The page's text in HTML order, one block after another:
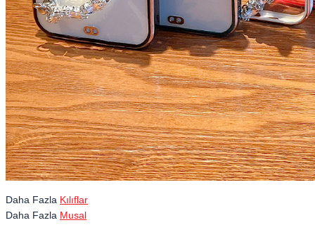
Daha Fazla Kılıflar
Daha Fazla Musal